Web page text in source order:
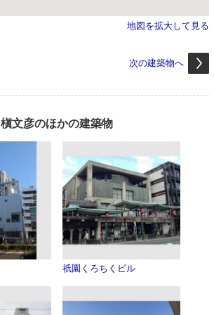
地図を拡大して見る
次の建築物へ
槇文彦のほかの建築物
祇園くろちくビル